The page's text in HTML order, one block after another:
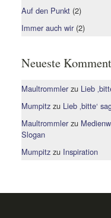
Auf den Punkt (2)
Immer auch wir (2)
Neueste
Maultrommler zu Lieb
Mumpitz zu Lieb ‚bitte‘
Maultrommler zu
Slogan
Mumpitz zu Inspiration